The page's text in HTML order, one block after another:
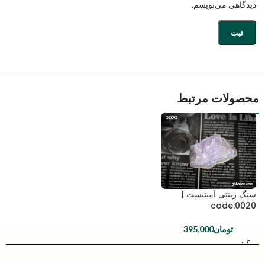
دیدگاهی می‌نویسم.
محصولات مرتبط
سنگ زینتی آمیتیست |
code:0020
تومان395,000